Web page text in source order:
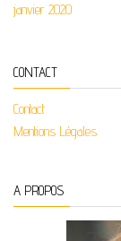
janvier 2020
CONTACT
Contact
Mentions Légales
A PROPOS